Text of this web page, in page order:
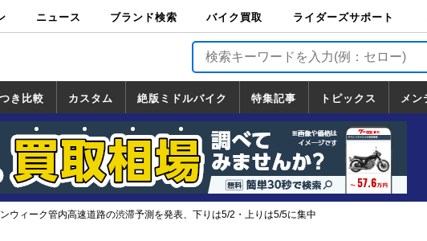
ニュース ブランド検索 バイク買取
バイク買取
ライダーズサポート
ライダーズサポート
TOP
バイク輸送
バイクガレージライ
フ
バイク車両保険
ロードサービス
バイク試乗
き比較 カスタム
カスタム
一覧
ホンダ
ヤマハ
スズキ
カワサキ
絶版ミドルバイク
絶版ミドルバイク
一覧
ホンダ
ヤマハ
スズキ
カワサキ
特集記事 トピックス
トピックス
一覧
ホンダ
ヤマハ
スズキ
カワサキ
ハーレーダ
ビッドソン
BMW
ドゥカティ
トライアン
フ
メン
道の駅調査隊
ツーリング情報局
日本の道50選
国道めぐり
林道ツーリング
ウィーク管内高速道路の渋滞予測を発表、下りは5/2・上りは5/5に集中